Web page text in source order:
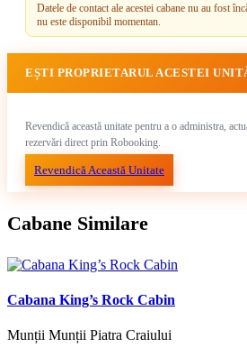
Datele de contact ale acestei cabane nu au fost
nu este disponibil momentan.
EȘTI PROPRIETARUL ACESTEI
Revendică această unitate pentru a o administra,
rezervări direct prin Robooking.
Revendică Această Unitate
Cabane Similare
Cabana King’s Rock Cabin
Munții Munții Piatra Craiului